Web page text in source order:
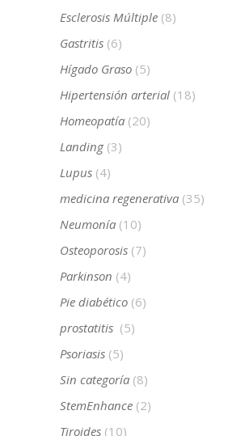
Esclerosis Múltiple (8)
Gastritis (6)
Hígado Graso (5)
Hipertensión arterial (18)
Homeopatía (20)
Landing (3)
Lupus (4)
medicina regenerativa (35)
Neumonía (10)
Osteoporosis (7)
Parkinson (4)
Pie diabético (6)
prostatitis (5)
Psoriasis (5)
Sin categoría (8)
StemEnhance (2)
Tiroides (10)